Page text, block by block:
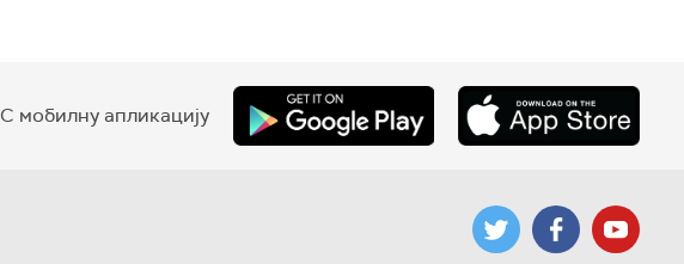
мобилну апликацију